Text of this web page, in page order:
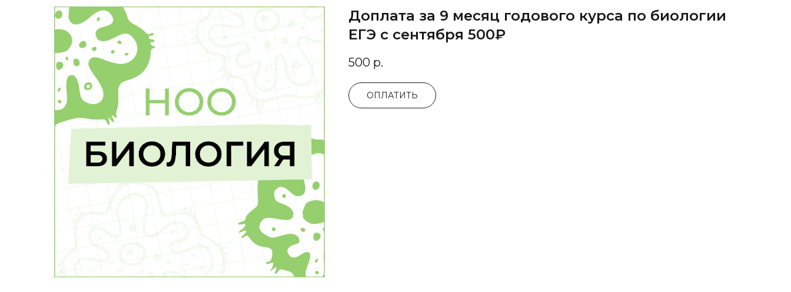
Доплата за 9 месяц годового курса по биологии
ЕГЭ с сентября 500₽
500 р.
ОПЛАТИТЬ